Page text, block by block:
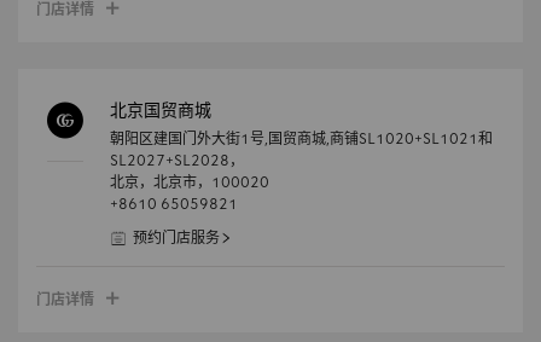
门店详情
北京国贸商城
朝阳区建国门外大街1号,国贸商城,商铺SL1020+SL1021和
SL2027+SL2028，
北京， 北京市， 100020
+8610 65059821
预约门店服务
门店详情